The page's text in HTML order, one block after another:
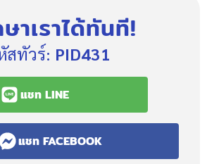
าเราได้ทันที!
สทัวร์: PID431
แชท LINE
แชท FACEBOOK